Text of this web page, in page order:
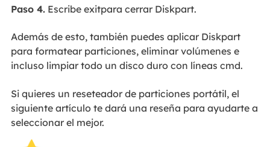
Paso 4.Escribe exitpara cerrar Diskpart.
Además de esto, también puedes aplicar Diskpart
para formatear particiones, eliminar volúmenes e
incluso limpiar todo un disco duro con líneas cmd.
Si quieres un reseteador de particiones portátil, el
siguiente artículo te dará una reseña para ayudarte a
seleccionar el mejor.